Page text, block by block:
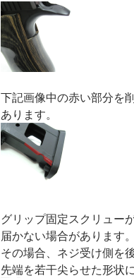
下記画像中の赤い部分を
あります。
グリップ固定スクリュー
届かない場合があります。
その場合、ネジ受け側を
先端を若干尖らせた形状